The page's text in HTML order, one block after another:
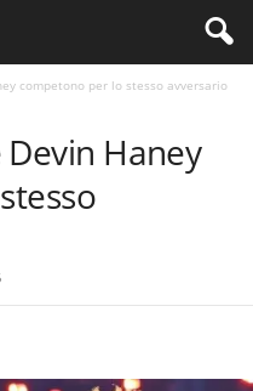
competono per lo stesso avversario
Haney